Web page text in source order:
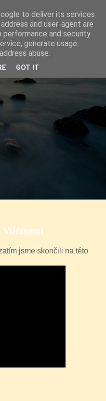
Vilémem
jsme skončili na této
to deliver its services
and user-agent are
performance and security
generate usage
abuse.
GOT IT